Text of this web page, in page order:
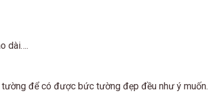
dài….
để có được bức tường đẹp đều như ý muốn.